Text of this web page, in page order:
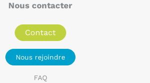
Nous contacter
Contact
Nous rejoindre
FAQ